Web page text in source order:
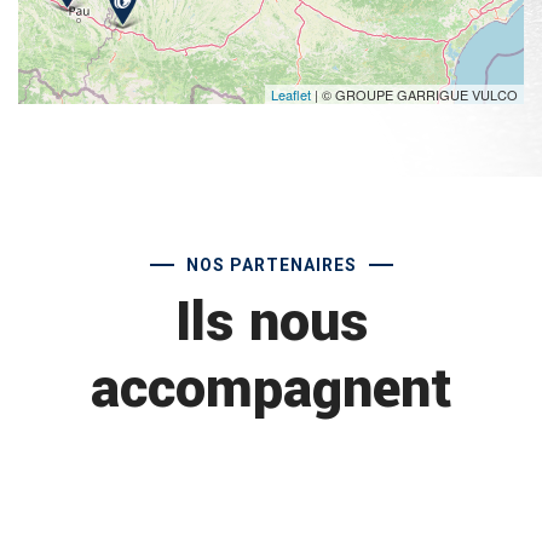
Leaflet | © GROUPE GARRIGUE VULCO
NOS PARTENAIRES
Ils nous
accompagnent